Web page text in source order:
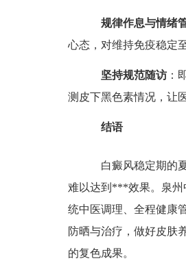
规律作息与情绪
心态，对维持免疫稳定
坚持规范随访 ：
测皮下黑色素情况，让
结语
白癜风稳定期的夏
难以达到***效果。泉州
统中医调理、全程健康
防晒与治疗，做好皮肤
的复色成果。